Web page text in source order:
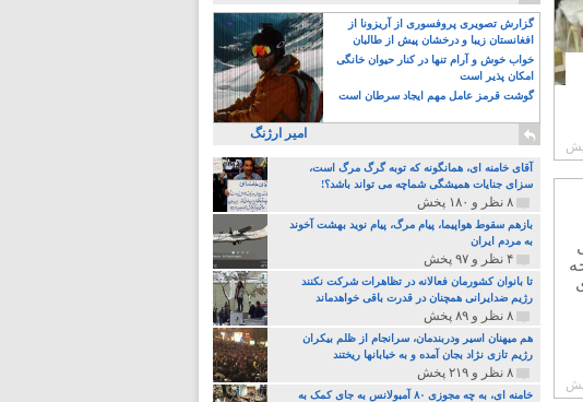
گزارش تصویری پروفسوری از آریزونا از
افغانستان زیبا و درخشان پیش از طالبان
خواب خوش و آرام تنها در کنار حیوان خانگی
امکان پذیر است
گوشت قرمز عامل مهم ایجاد سرطان است
امیر ارژنگ
آقای خامنه ای، همانگونه که توبه گرگ مرگ است،
سزای جنایات همیشگی شماچه می تواند باشد؟!
۸ نظر و ۱۸۰ پخش
بازهم سقوط هواپیما، پیام مرگ، پیام نوید بهشت آخوند
به مردم ایران
۴ نظر و ۹۷ پخش
تا بانوان کشورمان فعالانه در تظاهرات شرکت نکنند
رژیم ضدایرانی همچنان در قدرت باقی خواهدماند
۸ نظر و ۸۹ پخش
هم میهنان اسیر ودربندمان، سرانجام از ظلم بیکران
رژیم تازی نژاد بجان آمده و به خبابانها ریختند
۸ نظر و ۲۱۹ پخش
خامنه ای، به چه مجوزی ۸۰ آمبولانس به جای کمک به